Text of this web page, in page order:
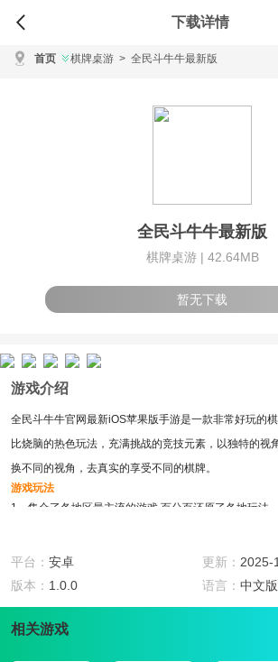
下载详情
首页 棋牌桌游 > 全民斗牛牛最新版
全民斗牛牛最新版
棋牌桌游 | 42.64MB
暂无下载
游戏介绍
全民斗牛牛官网最新iOS苹果版手游是一款非常好玩的
比烧脑的热色玩法，充满挑战的竞技元素，以独特的视
换不同的视角，去真实的享受不同的棋牌。
游戏玩法
1、集合了各地区最主流的游戏,百分百还原了各地玩法。
3、游戏设计时尚简约,个性化的牌桌配景。
游戏特色
2、全民斗牛牛官网最新iOS苹果版手游中将会有每日福
平台： 安卓 更新： 2025-
版本： 1.0.0 语言： 中文版
相关游戏